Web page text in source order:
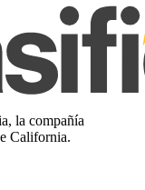
la compañía
California.